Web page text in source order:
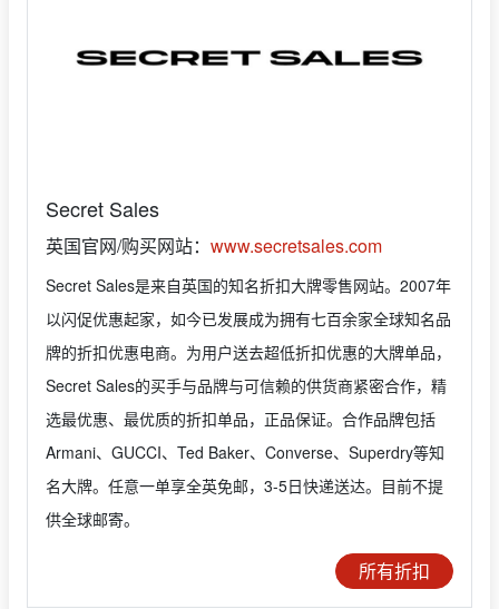
Secret Sales
英国官网/购买网站： www.secretsales.com
Secret Sales是来自英国的知名折扣大牌零售网站。2007年
以闪促优惠起家，如今已发展成为拥有七百余家全球知名品
牌的折扣优惠电商。为用户送去超低折扣优惠的大牌单品，
Secret Sales的买手与品牌与可信赖的供货商紧密合作，精
选最优惠、最优质的折扣单品，正品保证。合作品牌包括
Armani、GUCCI、Ted Baker、Converse、Superdry等知
名大牌。任意一单享全英免邮，3-5日快递送达。目前不提
供全球邮寄。
所有折扣